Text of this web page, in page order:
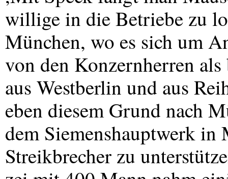
willige in die Betriebe zu
München, wo es sich um
von den Konzernherren
aus Westberlin und aus
eben diesem Grund nach
dem Siemenshauptwerk in
Streikbrecher zu